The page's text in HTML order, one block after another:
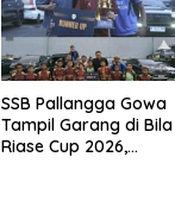
SSB Pallangga Gowa
Tampil Garang di Bila
Riase Cup 2026,